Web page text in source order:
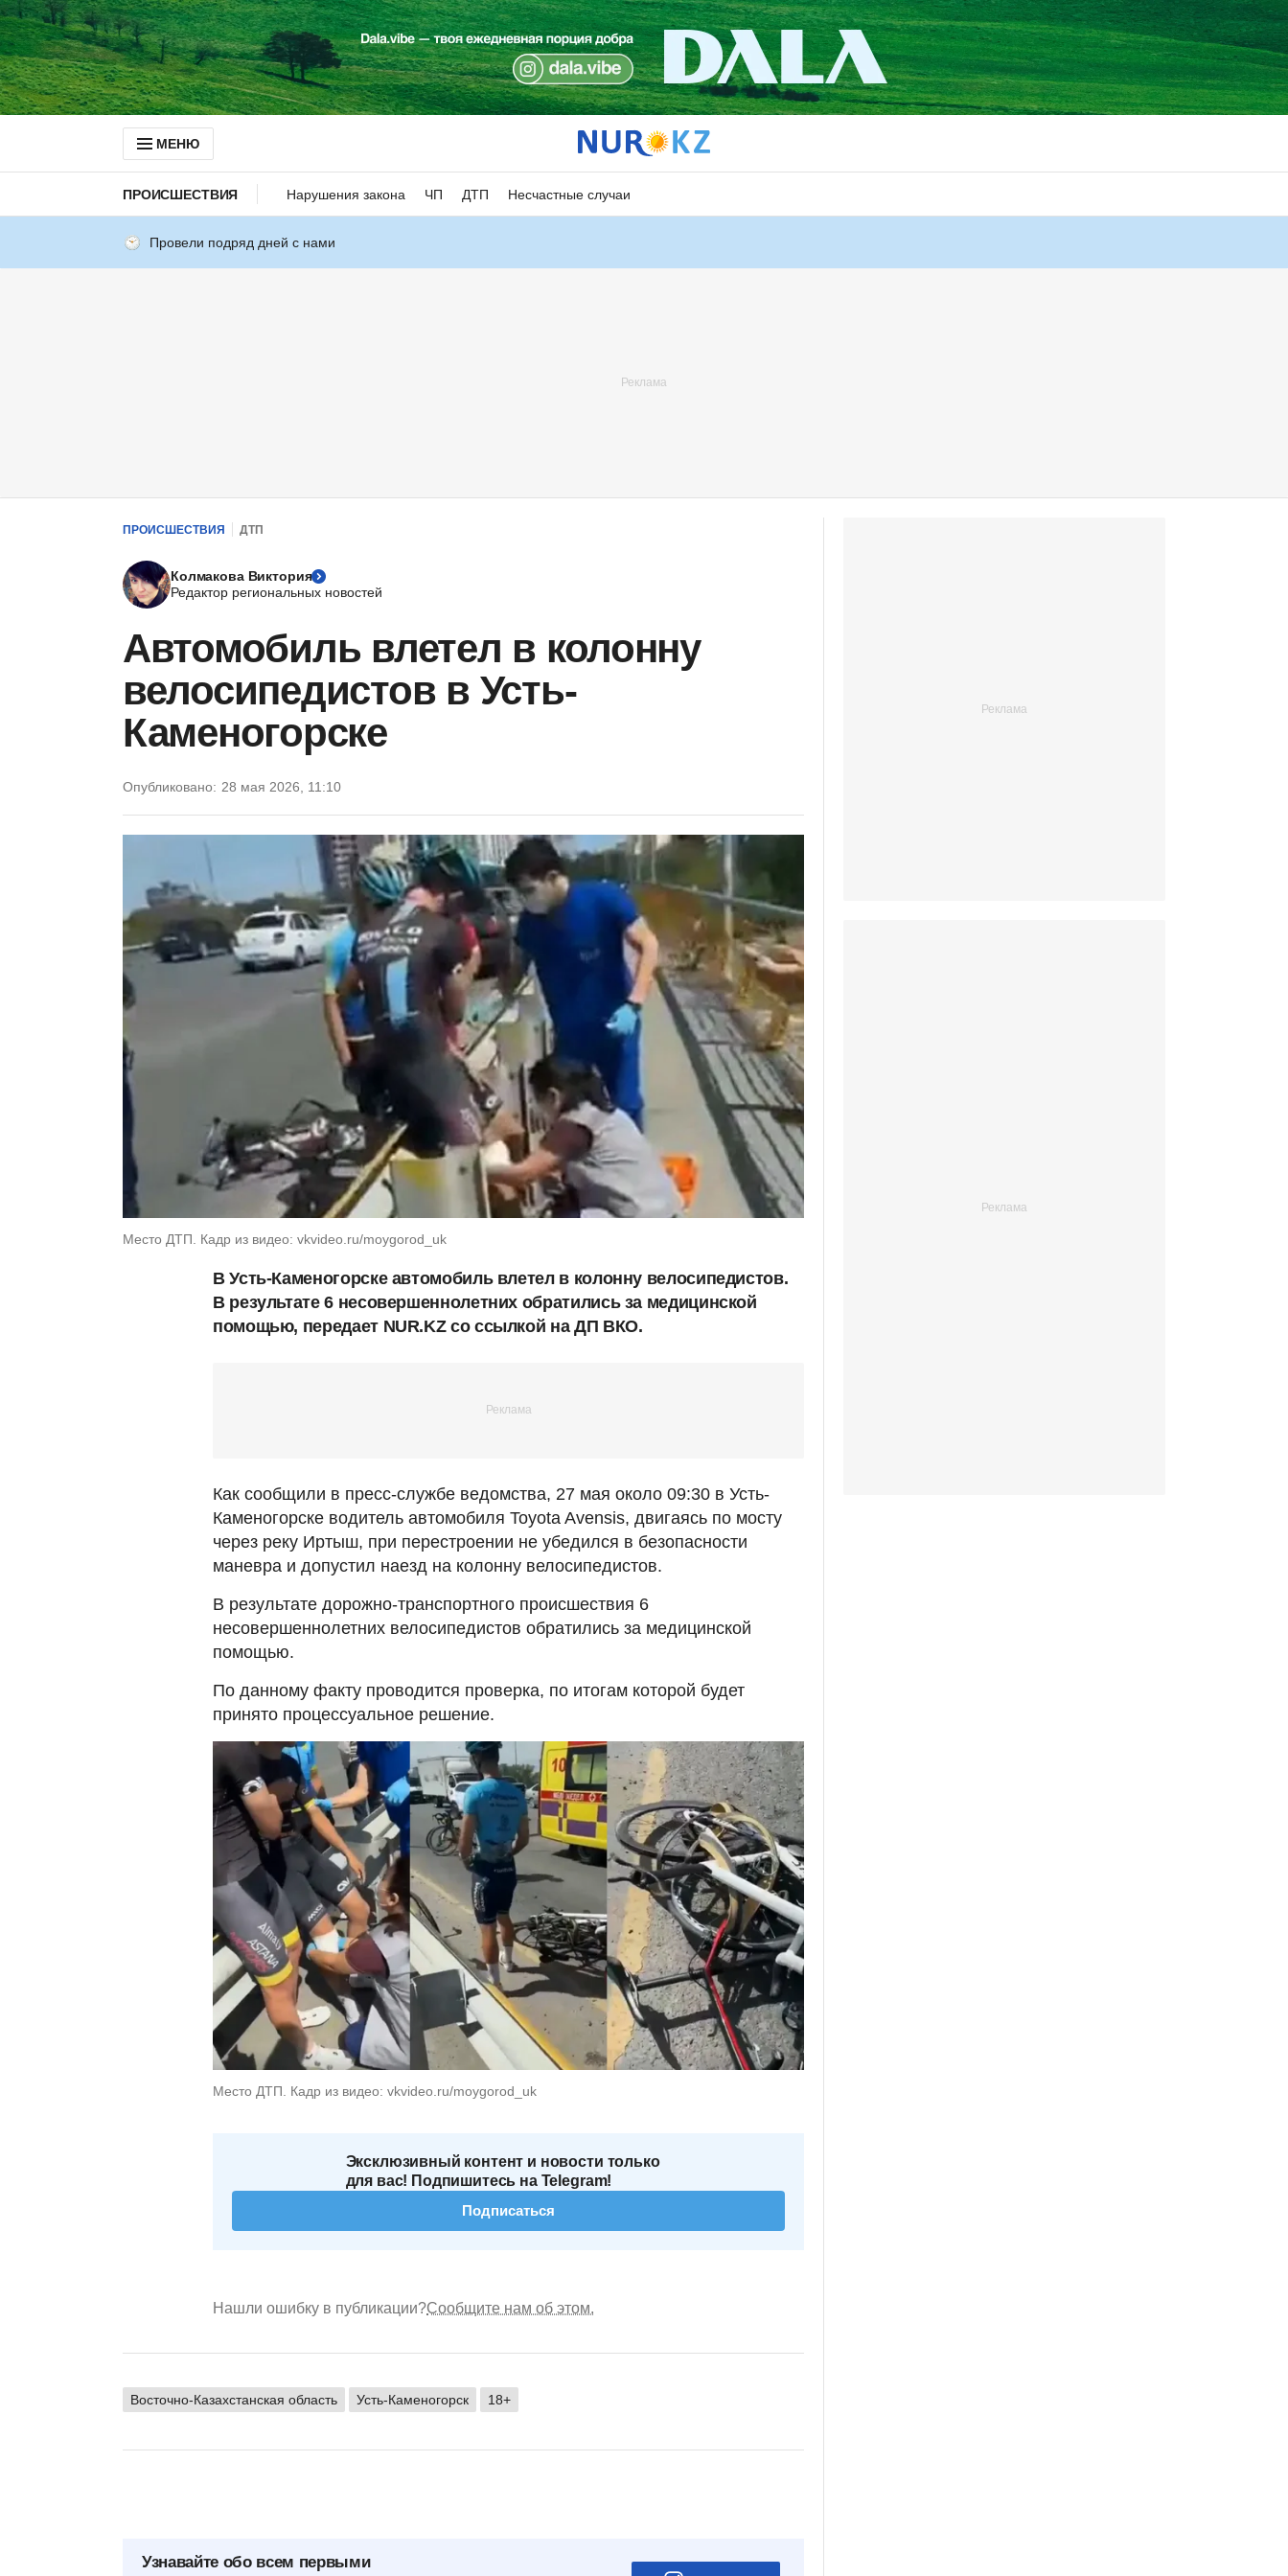
МЕНЮ
ПРОИСШЕСТВИЯ Нарушения закона ЧП ДТП Несчастные случаи
Провели подряд дней с нами
ПРОИСШЕСТВИЯ ДТП
Колмакова Виктория
Редактор региональных новостей
Автомобиль влетел в колонну
велосипедистов в Усть-
Каменогорске
Опубликовано: 28 мая 2026, 11:10
Место ДТП. Кадр из видео: vkvideo.ru/moygorod_uk
В Усть-Каменогорске автомобиль влетел в колонну велосипедистов.
В результате 6 несовершеннолетних обратились за медицинской
помощью, передает NUR.KZ со ссылкой на ДП ВКО.
Как сообщили в пресс-службе ведомства, 27 мая около 09:30 в Усть-
Каменогорске водитель автомобиля Toyota Avensis, двигаясь по мосту
через реку Иртыш, при перестроении не убедился в безопасности
маневра и допустил наезд на колонну велосипедистов.
В результате дорожно-транспортного происшествия 6
несовершеннолетних велосипедистов обратились за медицинской
помощью.
По данному факту проводится проверка, по итогам которой будет
принято процессуальное решение.
Место ДТП. Кадр из видео: vkvideo.ru/moygorod_uk
Эксклюзивный контент и новости только
для вас! Подпишитесь на Telegram!
Подписаться
Нашли ошибку в публикации?Сообщите нам об этом.
Восточно-Казахстанская область Усть-Каменогорск 18+
Узнавайте обо всем первыми